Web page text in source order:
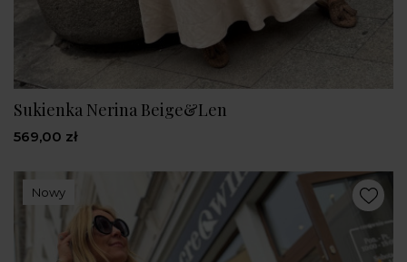
Sukienka Nerina Beige&Len
569,00 zł
Nowy